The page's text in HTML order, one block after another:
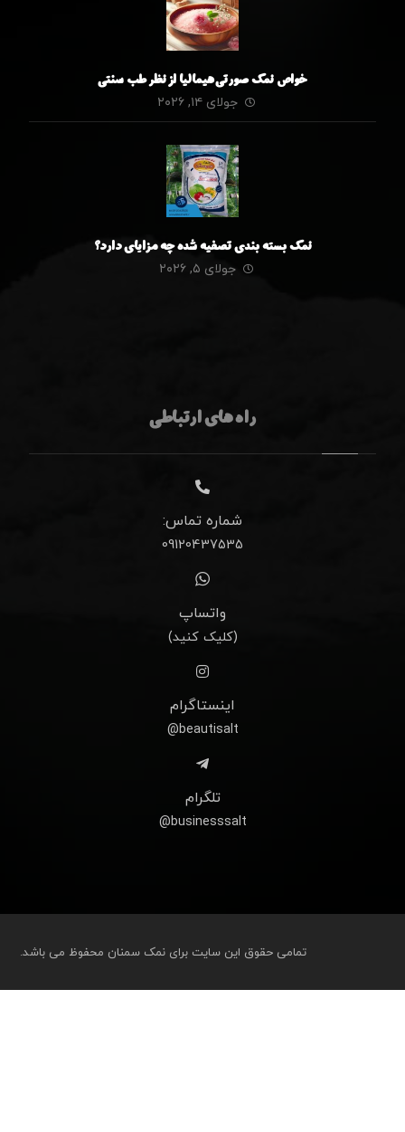
خواص نمک صورتی هیمالیا از نظر طب سنتی
جولای ۱۴, ۲۰۲۶
نمک بسته بندی تصفیه شده چه مزایای دارد؟
جولای ۵, ۲۰۲۶
راه های ارتباطی
شماره تماس:
09120437535
واتساپ
(کلیک کنید)
اینستاگرام
beautisalt@
تلگرام
businesssalt@
تمامی حقوق این سایت برای نمک سمنان محفوظ می باشد.